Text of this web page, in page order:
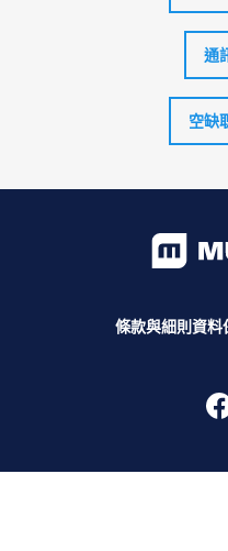
通
空缺
條款與細則 資料